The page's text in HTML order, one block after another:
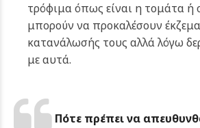
τρόφιμα όπως είναι η τομάτα ή
μπορούν να προκαλέσουν
κατανάλωσής τους αλλά λόγω
με αυτά.
Πότε πρέπει να